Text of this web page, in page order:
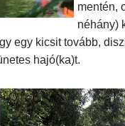
mentén,
néhány)
egy kicsit tovább,
hajó(ka)t.